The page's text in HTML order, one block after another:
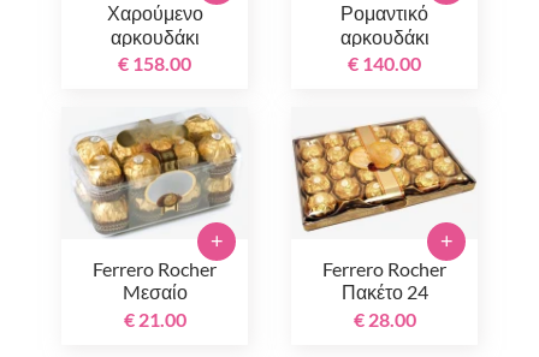
Χαρούμενο
αρκουδάκι
€ 158.00
Ρομαντικό
αρκουδάκι
€ 140.00
Ferrero Rocher
Mεσαίο
€ 21.00
+
Ferrero Rocher
Πακέτο 24
τεμαχίων
€ 28.00
+